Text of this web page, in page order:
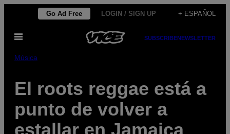
contenido
Go Ad Free LOGIN / SIGN UP + ESPAÑOL
Abrir
SUBSCRIBENEWSLETTER
Música
El roots reggae está a
punto de volver a
estallar en Jamaica